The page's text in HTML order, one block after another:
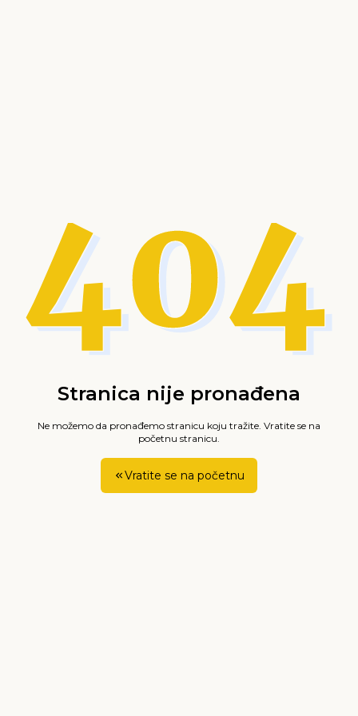
Stranica nije pronađena
Ne možemo da pronađemo stranicu koju tražite. Vratite se na
početnu stranicu.
Vratite se na početnu